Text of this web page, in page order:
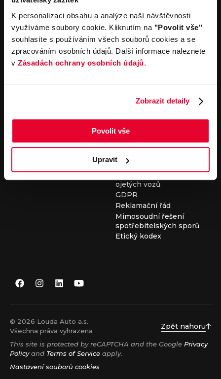
K personalizaci obsahu a analýze naší návštěvnosti
využíváme soubory cookie. Kliknutím na "Povolit vše"
souhlasíte s používáním všech souborů cookies a se
zpracováním osobních údajů. Další informace naleznete
v Zásadách ochrany osobních údajů.
Zobrazit detaily
Povolit vše
Upravit
Carsharing
Autopůjčovna
Operativní leasing
Louda Auto+ Poděbrady
Obytné vozy
Novinky
Kariéra
Servisní služby
Servis
Důležité odkazy
Cookies
Všeobecné obchodní
podmínky pro online
vozidel
Všeobecné obchodní
podmínky pro provádění
servisních prací
Všeobecné obchodní
podmínky při nákupu
ojetých vozů
GDPR
Reklamační řád
Mimosoudní řešení
spotřebitelských sporů
Etický kodex
© 2026 Louda Auto a.s.
Všechna práva vyhrazena
Zpět nahoru
This site is protected by reCAPTCHA and the Google Privacy
Policyand Terms of Service apply.
Nastavení souborů cookies